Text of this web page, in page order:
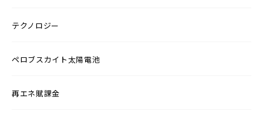
テクノロジー
ペロブスカイト太陽電池
再エネ賦課金